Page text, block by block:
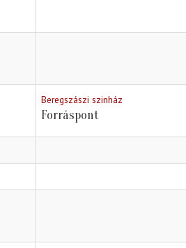
Beregszászi szinház
Forráspont